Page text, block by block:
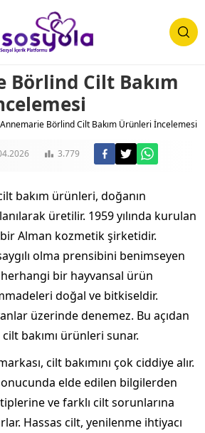
Börlind Cilt Bakım
Annemarie Börlind Cilt Bakım Ürünleri İncelemesi
3.779
bakım ürünleri, doğanın
üretilir. 1959 yılında kurulan
Alman kozmetik şirketidir.
olma prensibini benimseyen
bir hayvansal ürün
doğal ve bitkiseldir.
üzerinde denemez. Bu açıdan
bakımı ürünleri sunar.
cilt bakımını çok ciddiye alır.
elde edilen bilgilerden
ve farklı cilt sorunlarına
Hassas cilt, yenilenme ihtiyacı